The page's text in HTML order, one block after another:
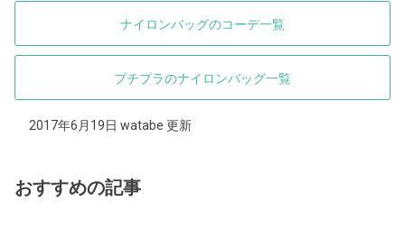
ナイロンバッグのコーデ一覧
プチプラのナイロンバッグ一覧
2017年6月19日 watabe 更新
おすすめの記事